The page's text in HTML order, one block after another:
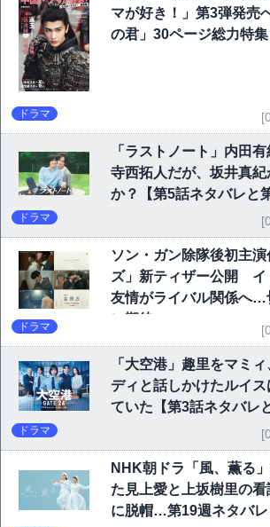
マが好き！」第3弾発
の君」30ページ総力特
ドラマ
「ラストノート」内田
寺西拓人だが、坂井真
か？【第5話ネタバレと
ドラマ
ソン・ガン除隊後初主
ズ」新ティザー公開 イ
友情がライバル関係へ…
に期待
ドラマ
「大空港」趣里をマミ
ディと話しかけたルイ
ていた【第3話ネタバレ
ドラマ
NHK朝ドラ「風、薫る
た見上愛と上坂樹里の
に脱帽…第19週ネタバ